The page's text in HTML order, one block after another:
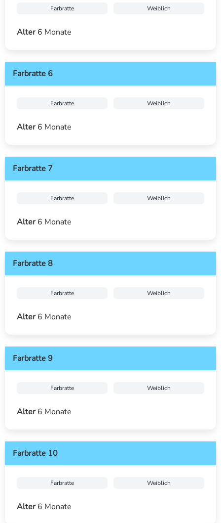
Farbratte Weiblich
Alter6 Monate
Farbratte 6
Farbratte Weiblich
Alter6 Monate
Farbratte 7
Farbratte Weiblich
Alter6 Monate
Farbratte 8
Farbratte Weiblich
Alter6 Monate
Farbratte 9
Farbratte Weiblich
Alter6 Monate
Farbratte 10
Farbratte Weiblich
Alter6 Monate